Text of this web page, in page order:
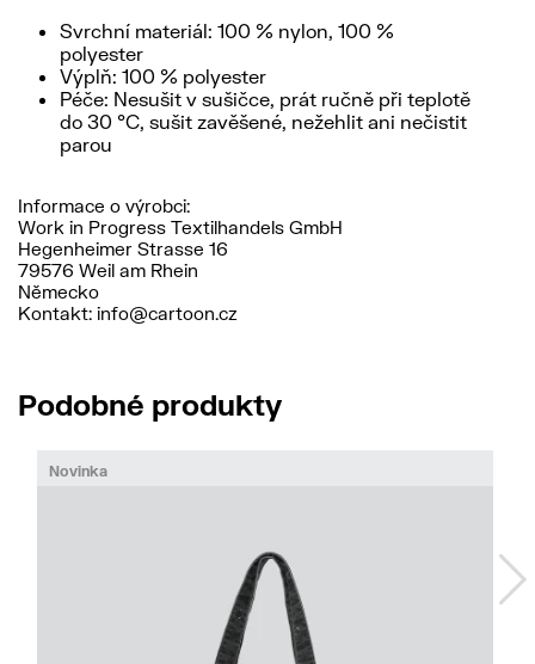
Svrchní materiál: 100 % nylon, 100 %
polyester
Výplň: 100 % polyester
Péče: Nesušit v sušičce, prát ručně při teplotě
do 30 °C, sušit zavěšené, nežehlit ani nečistit
parou
Informace o výrobci:
Work in Progress Textilhandels GmbH
Hegenheimer Strasse 16
79576 Weil am Rhein
Německo
Kontakt: info@cartoon.cz
Podobné produkty
Novinka